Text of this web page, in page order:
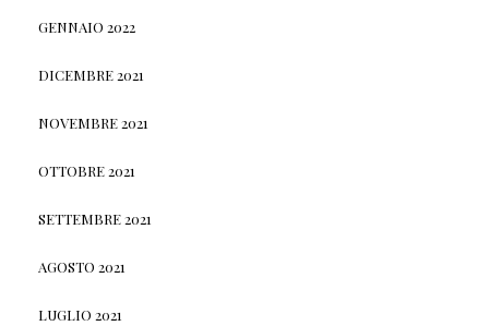
GENNAIO 2022
DICEMBRE 2021
NOVEMBRE 2021
OTTOBRE 2021
SETTEMBRE 2021
AGOSTO 2021
LUGLIO 2021